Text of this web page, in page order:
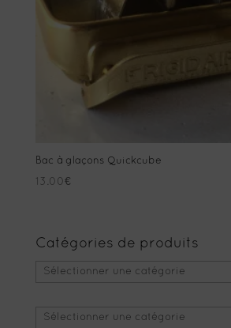
Bac à glaçons Quickcube
13.00€
Catégories de produits
Sélectionner